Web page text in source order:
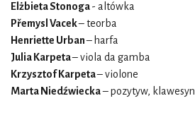
Elżbieta Stonoga- altówka
Přemysl Vacek– teorba
Henriette Urban– harfa
Julia Karpeta– viola da gamba
Krzysztof Karpeta– violone
Marta Niedźwiecka– pozytyw, klawesyn